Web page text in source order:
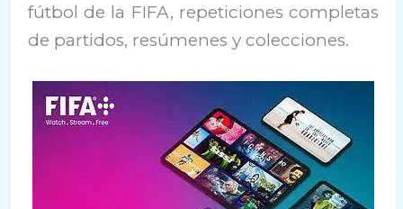
fútbol de la FIFA, repeticiones completas
de partidos, resúmenes y colecciones.